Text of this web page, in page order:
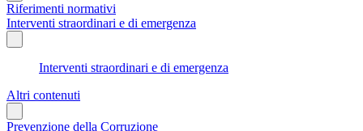
Riferimenti normativi
Interventi straordinari e di emergenza
Interventi straordinari e di emergenza
Altri contenuti
Prevenzione della Corruzione